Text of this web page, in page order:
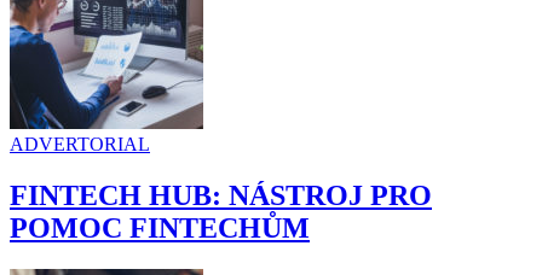
ADVERTORIAL
FINTECH HUB: NÁSTROJ PRO
POMOC FINTECHŮM